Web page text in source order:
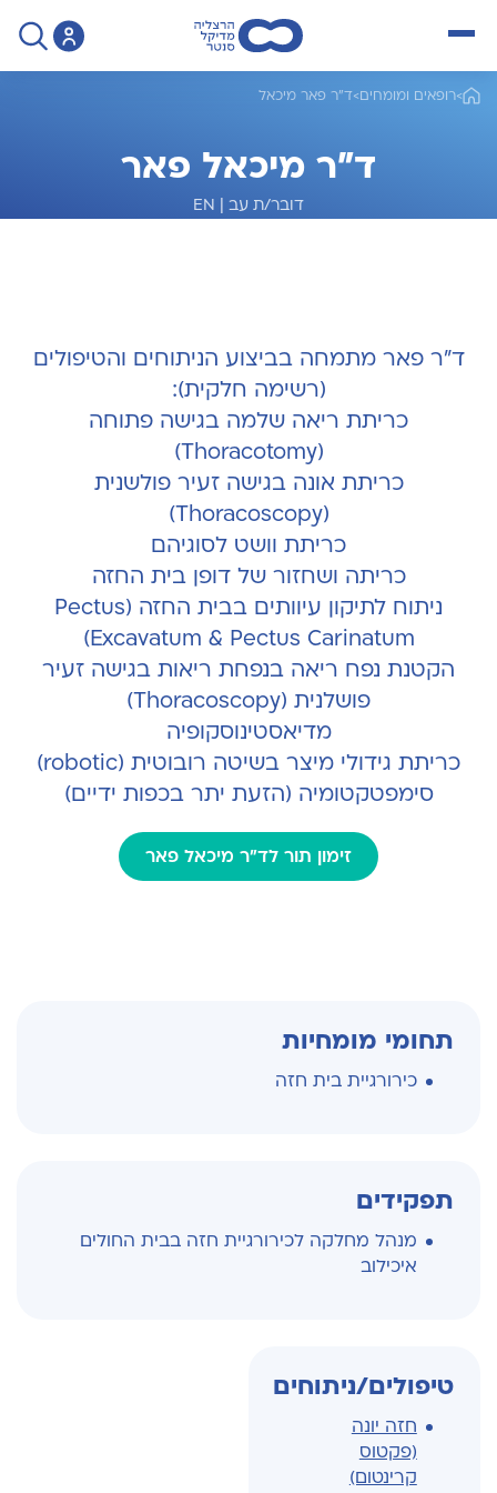
>רופאים ומומחים>ד"ר פאר מיכאל
ד"ר מיכאל פאר
דובר/ת עב |
EN
ד"ר פאר מתמחה בביצוע הניתוחים והטיפולים
(רשימה חלקית):
כריתת ריאה שלמה בגישה פתוחה
(Thoracotomy)
כריתת אונה בגישה זעיר פולשנית
(Thoracoscopy)
כריתת וושט לסוגיהם
כריתה ושחזור של דופן בית החזה
ניתוח לתיקון עיוותים בבית החזה (Pectus
Excavatum & Pectus Carinatum)
הקטנת נפח ריאה בנפחת ריאות בגישה זעיר
פושלנית (Thoracoscopy)
מדיאסטינוסקופיה
כריתת גידולי מיצר בשיטה רובוטית (robotic)
סימפטקטומיה (הזעת יתר בכפות ידיים)
זימון תור לד"ר מיכאל פאר
תחומי מומחיות
כירורגיית בית חזה
תפקידים
מנהל מחלקה לכירורגיית חזה בבית החולים
איכילוב
טיפולים/ניתוחים
חזה יונה
(פקטוס
קרינטום)